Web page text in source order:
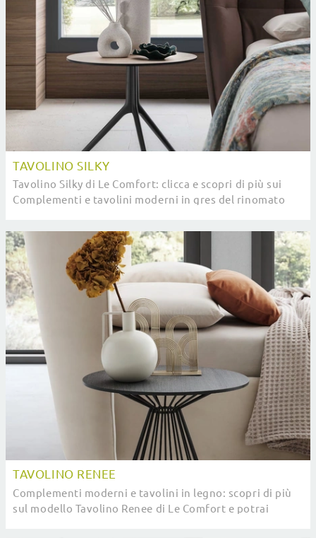
TAVOLINO SILKY
Tavolino Silky di Le Comfort: clicca e scopri di più sui
Complementi e tavolini moderni in gres del rinomato
TAVOLINO RENEE
Complementi moderni e tavolini in legno: scopri di più
sul modello Tavolino Renee di Le Comfort e potrai